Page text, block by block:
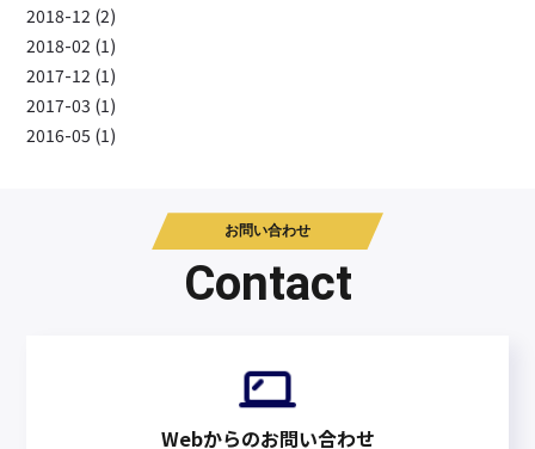
2018-12 (2)
2018-02 (1)
2017-12 (1)
2017-03 (1)
2016-05 (1)
お問い合わせ
Contact
Webからのお問い合わせ